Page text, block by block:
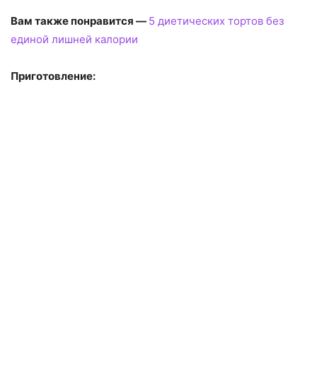
Вам также понравится — 5 диетических тортов без
единой лишней калории
Приготовление: